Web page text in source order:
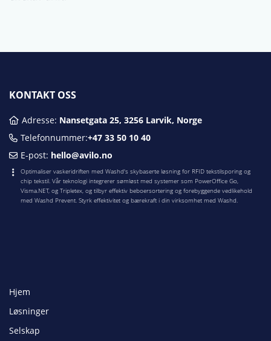
KONTAKT OSS
Adresse: Nansetgata 25, 3256 Larvik, Norge
Telefonnummer:​+47 33 50 10 40
E-post: hello@avilo.no
Optimaliser vaskeridriften med Washd's skybaserte løsning for RFID tekstilsporing og
chip tekstil. Vår teknologi integrerer sømløst med systemer som PowerOffice Go,
Visma.NET, og Tripletex, og tilbyr effektiv beboersortering og forebyggende vedlikehold
med Washd Prevent. Styrk effektivitet og bærekraft i din virksomhet med Washd.
Hjem
Løsninger
Selskap